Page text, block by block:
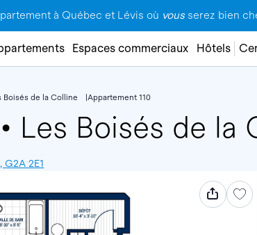
à Québec et Lévis où vous serez bien
Espaces commerciaux Hôtels
Boisés de la Colline Appartement 110
• Les Boisés de la
G2A 2E1